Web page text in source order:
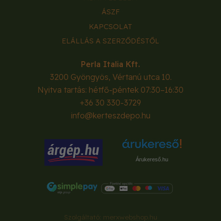
ÁSZF
KAPCSOLAT
ELÁLLÁS A SZERZŐDÉSTŐL
Perla Italia Kft.
3200 Gyöngyös, Vértanú utca 10.
Nyitva tartás: hétfő-péntek 07:30–16:30
+36 30 330-3729
info@kerteszdepo.hu
Árukereső.hu
Szolgáltató: merxwebshop.hu